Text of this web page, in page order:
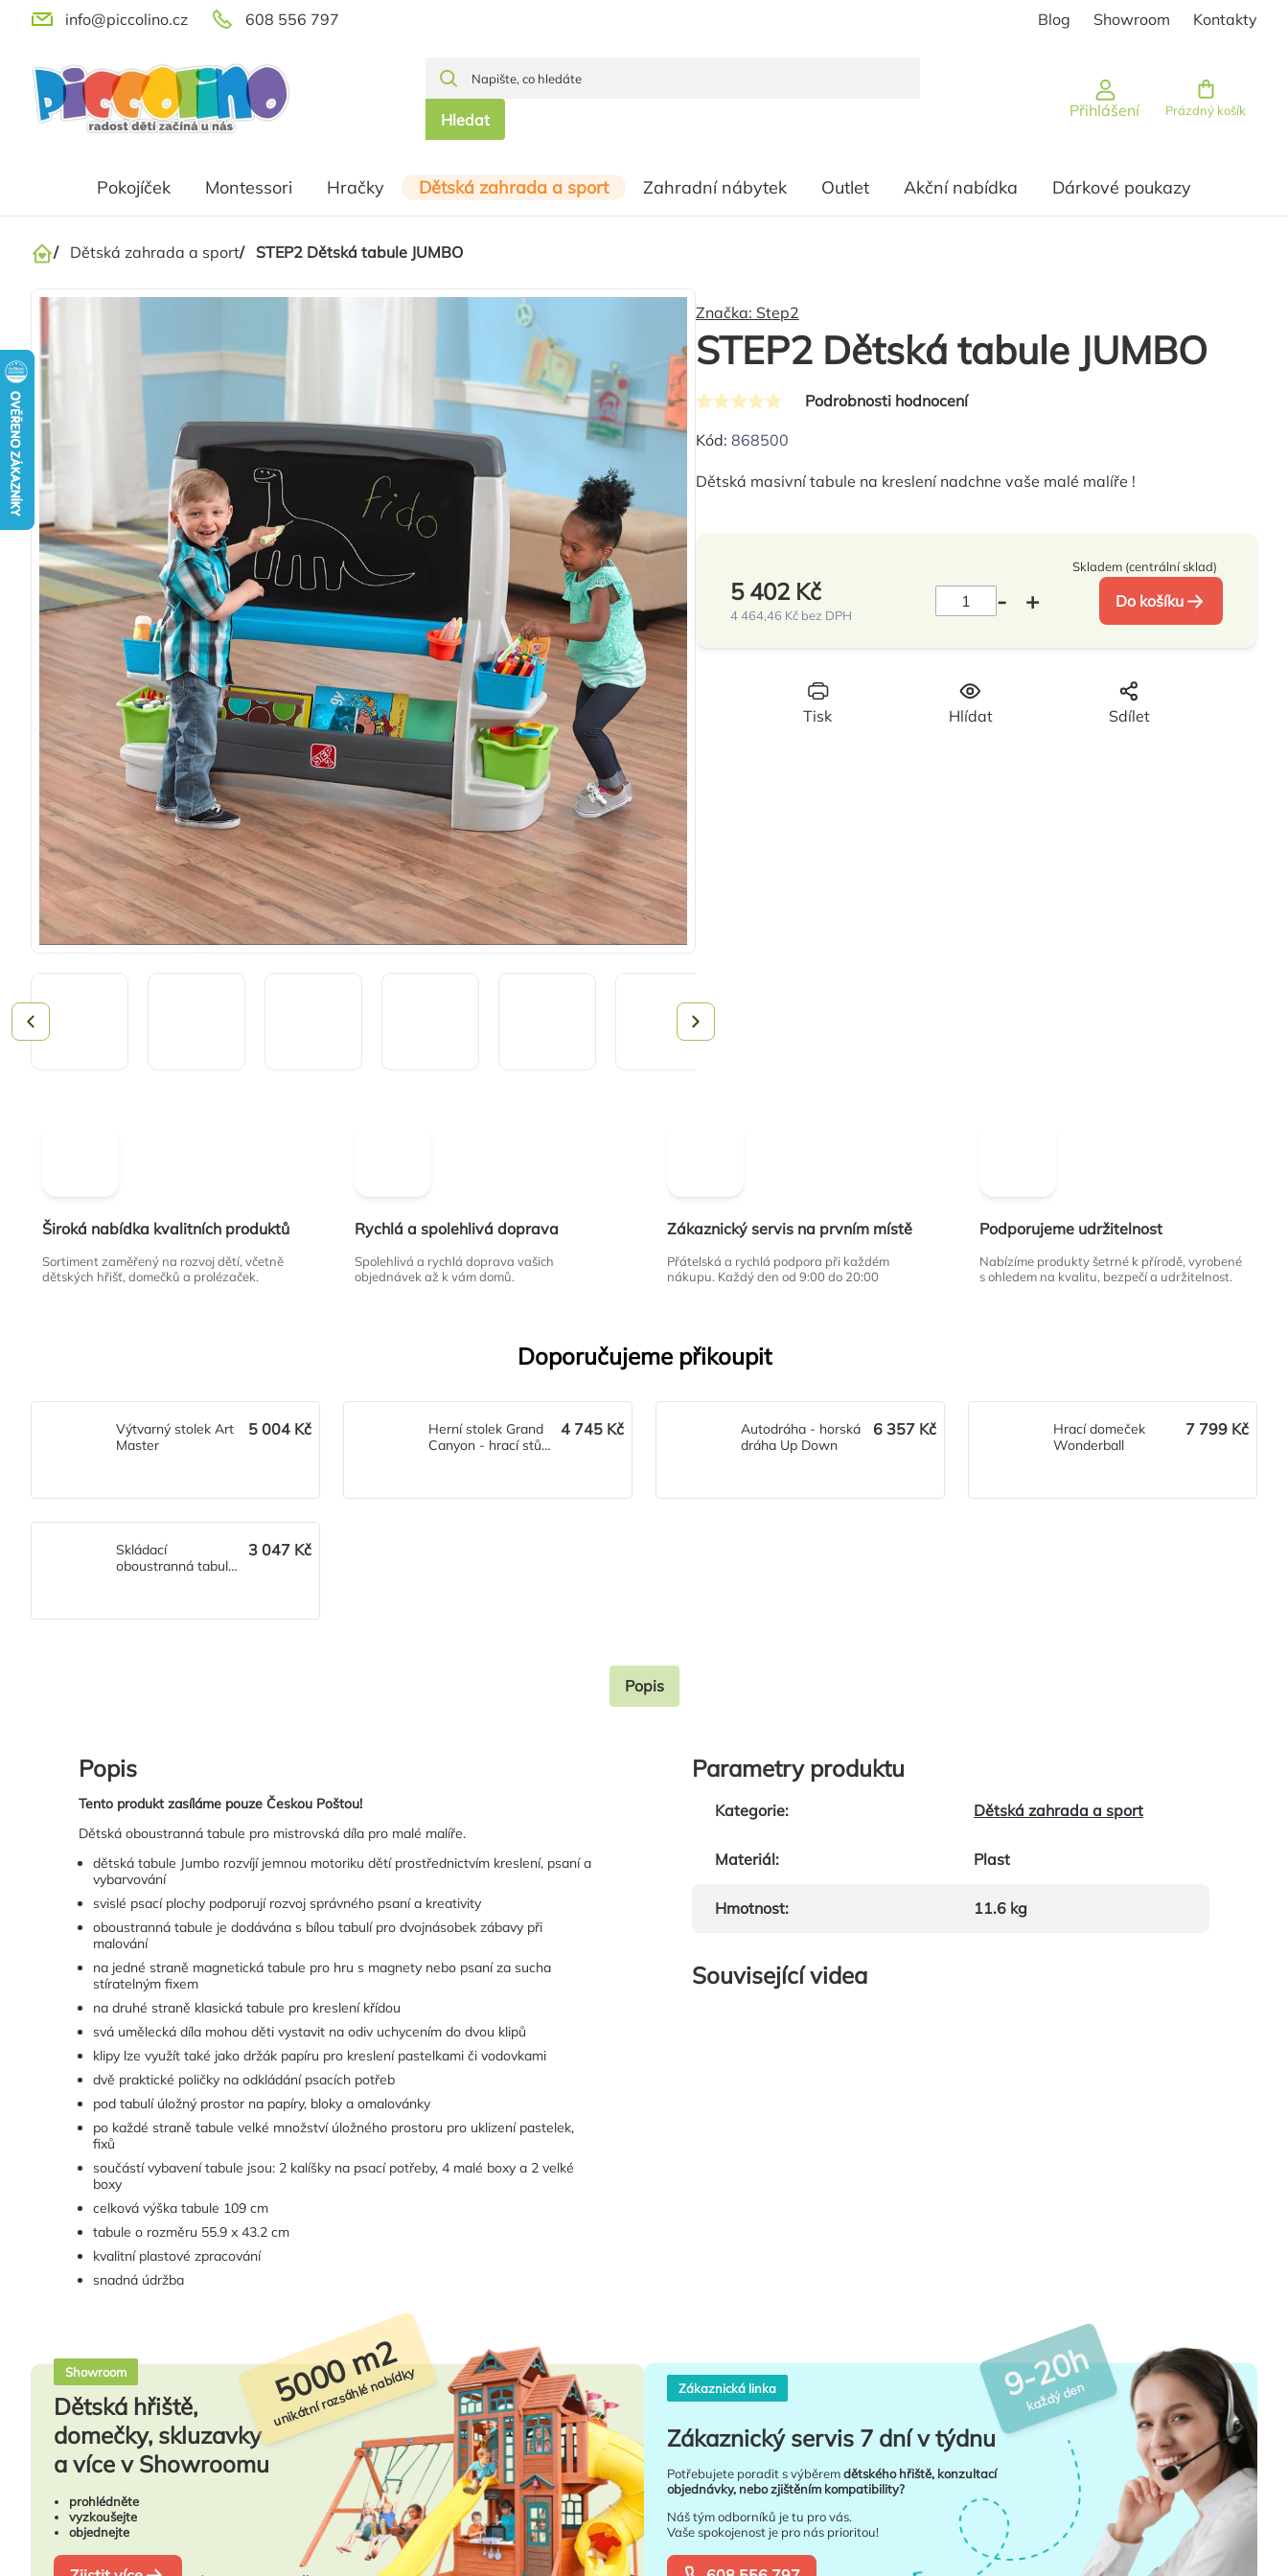
Přejít
obsah
608 556 797
info@piccolino.cz Blog Showroom Kontakty
Hledat Přihlášení Nákupní košík
Prázdný košík
Pokojíček Montessori Hračky Dětská zahrada a sport Zahradní nábytek Outlet Akční nabídka Dárkové poukazy
Domů
/ Dětská zahrada a sport/ STEP2 Dětská tabule JUMBO
STEP2 Dětská tabule JUMBO
Průměrné
hodnocení
je
hvězdiček.
Podrobnosti hodnocení
Značka: Step2
Kód: 868500
Dětská masivní tabule na kreslení nadchne vaše malé malíře !
Tisk Hlídat Sdílet
Skladem (centrální sklad)
5 402 Kč
4 464,46 Kč bez DPH
Do košíku
Široká nabídka kvalitních produktů
Sortiment zaměřený na rozvoj dětí, včetně
dětských hřišť, domečků a prolézaček.
Rychlá a spolehlivá doprava
Spolehlivá a rychlá doprava vašich
objednávek až k vám domů.
Zákaznický servis na prvním místě
Přátelská a rychlá podpora při každém
nákupu. Každý den od 9:00 do 20:00
Podporujeme udržitelnost
Nabízíme produkty šetrné k přírodě, vyrobené
s ohledem na kvalitu, bezpečí a udržitelnost.
Doporučujeme přikoupit
Výtvarný stolek Art
Master
5 004 Kč
Herní stolek Grand
Canyon - hrací stůl
4 745 Kč
Autodráha - horská
dráha Up Down
6 357 Kč
Hrací domeček
Wonderball
7 799 Kč
Skládací
oboustranná tabule
3 047 Kč
Popis
Popis
Tento produkt zasíláme pouze Českou Poštou!
Dětská oboustranná tabule pro mistrovská díla pro malé malíře.
dětská tabule Jumbo rozvíjí jemnou motoriku dětí prostřednictvím kreslení, psaní a
vybarvování
svislé psací plochy podporují rozvoj správného psaní a kreativity
oboustranná tabule je dodávána s bílou tabulí pro dvojnásobek zábavy při
malování
na jedné straně magnetická tabule pro hru s magnety nebo psaní za sucha
stíratelným fixem
na druhé straně klasická tabule pro kreslení křídou
svá umělecká díla mohou děti vystavit na odiv uchycením do dvou klipů
klipy lze využít také jako držák papíru pro kreslení pastelkami či vodovkami
dvě praktické poličky na odkládání psacích potřeb
pod tabulí úložný prostor na papíry, bloky a omalovánky
po každé straně tabule velké množství úložného prostoru pro uklizení pastelek,
fixů
součástí vybavení tabule jsou: 2 kalíšky na psací potřeby, 4 malé boxy a 2 velké
boxy
celková výška tabule 109 cm
tabule o rozměru 55.9 x 43.2 cm
kvalitní plastové zpracování
snadná údržba
Parametry produktu
Kategorie: Dětská zahrada a sport
Materiál: Plast
Hmotnost: 11.6 kg
Související videa
Showroom
Dětská hřiště,
domečky, skluzavky
a více v Showroomu
prohlédněte
vyzkoušejte
objednejte
5000 m2
unikátní rozsáhlé nabídky Zákaznická linka
Zákaznický servis 7 dní v týdnu
Potřebujete poradit s výběremdětského hřiště, konzultací
objednávky, nebo zjištěním kompatibility?
Náš tým odborníků je tu pro vás.
Vaše spokojenost je pro nás prioritou!
9-20h
každý den